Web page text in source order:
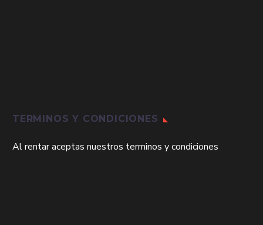
TERMINOS Y CONDICIONES
Al rentar aceptas nuestros terminos y condiciones